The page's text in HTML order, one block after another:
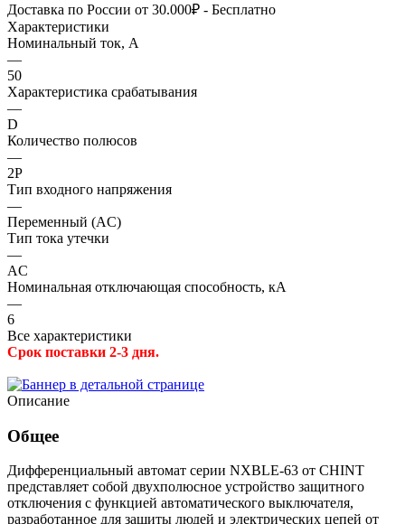
Доставка по России от 30.000₽ - Бесплатно
Характеристики
Номинальный ток, А
—
50
Характеристика срабатывания
—
D
Количество полюсов
—
2P
Тип входного напряжения
—
Переменный (AC)
Тип тока утечки
—
AC
Номинальная отключающая способность, кА
—
6
Все характеристики
Срок поставки 2-3 дня.
Описание
Общее
Дифференциальный автомат серии NXBLE-63 от CHINT
представляет собой двухполюсное устройство защитного
отключения с функцией автоматического выключателя,
разработанное для защиты людей и электрических цепей от